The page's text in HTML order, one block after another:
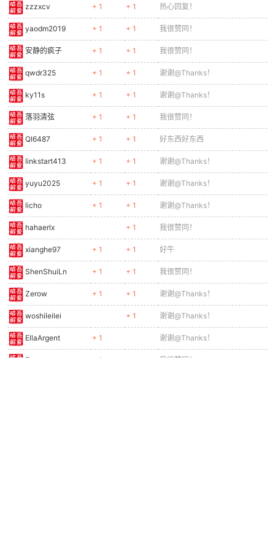
zzzxcv + 1 + 1 热心回复！
yaodm2019 + 1 + 1 我很赞同！
安静的疯子 + 1 + 1 我很赞同！
qwdr325 + 1 + 1 谢谢@Thanks！
ky11s + 1 + 1 谢谢@Thanks！
落羽清弦 + 1 + 1 我很赞同！
QI6487 + 1 + 1 好东西好东西
linkstart413 + 1 + 1 谢谢@Thanks！
yuyu2025 + 1 + 1 谢谢@Thanks！
licho + 1 + 1 谢谢@Thanks！
hahaerlx + 1 我很赞同！
xianghe97 + 1 + 1 好牛
ShenShuiLn + 1 + 1 我很赞同！
Zerow + 1 + 1 谢谢@Thanks！
woshileilei + 1 谢谢@Thanks！
EllaArgent + 1 谢谢@Thanks！
Fourseasons + 1 我很赞同！